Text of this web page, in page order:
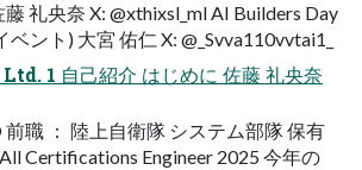
礼央奈 X: @xthixsl_ml AI Builders Day
ント) 大宮 佑仁 X: @_Svva110vvtai1_
1 自己紹介 はじめに 佐藤 礼央奈
前職 ： 陸上自衛隊 システム部隊 保有
Certifications Engineer 2025 今年の